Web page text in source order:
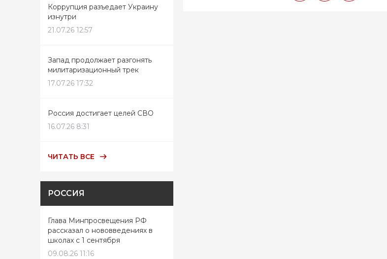
Коррупция разъедает Украину
изнутри
21.07.26 12:57
Запад продолжает разгонять
милитаризационный трек
17.07.26 17:32
Россия достигает целей СВО
16.07.26 8:31
ЧИТАТЬ ВСЕ
РОССИЯ
Глава Минпросвещения РФ
рассказал о нововведениях в
школах с 1 сентября
09.08.26 11:16